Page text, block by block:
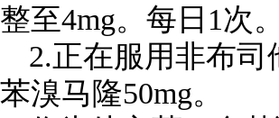
整至4mg。每日1次。
2.正在服用非布司
苯溴马隆50mg。